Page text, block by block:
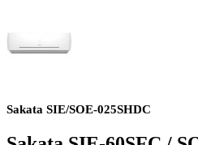
Sakata SIE/SOE-025SHDC